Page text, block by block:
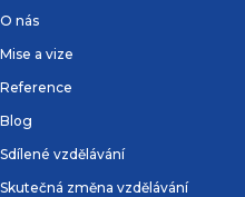
O nás
Mise a vize
Reference
Blog
Sdílené vzdělávání
Skutečná změna vzdělávání